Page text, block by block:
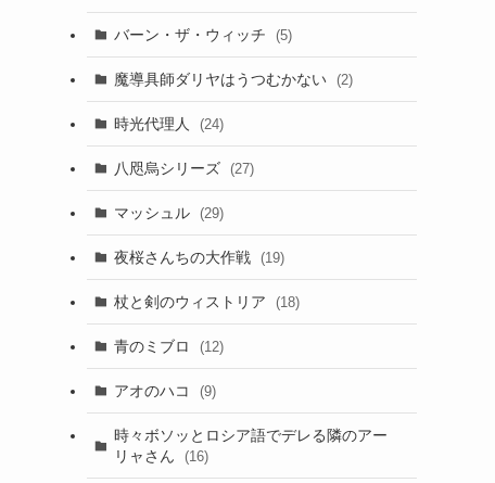
バーン・ザ・ウィッチ (5)
魔導具師ダリヤはうつむかない (2)
時光代理人 (24)
八咫烏シリーズ (27)
マッシュル (29)
夜桜さんちの大作戦 (19)
杖と剣のウィストリア (18)
青のミブロ (12)
アオのハコ (9)
時々ボソッとロシア語でデレる隣のアー
リャさん
(16)